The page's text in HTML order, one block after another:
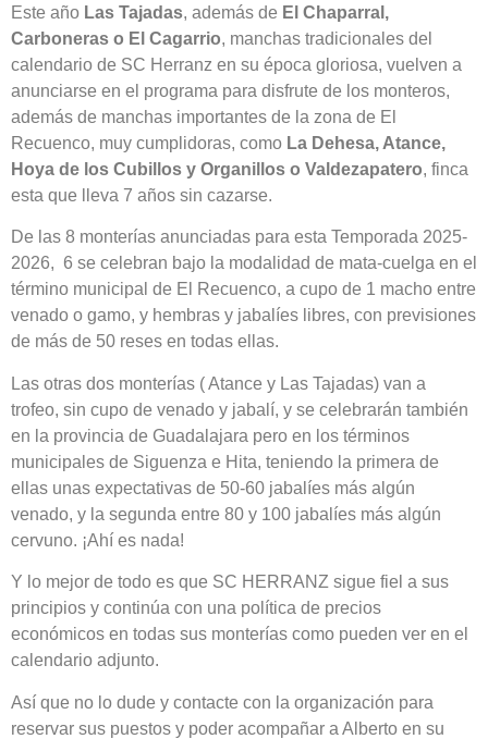
Este año Las Tajadas, además de El Chaparral,
Carboneras o El Cagarrio, manchas tradicionales del
calendario de SC Herranz en su época gloriosa, vuelven a
anunciarse en el programa para disfrute de los monteros,
además de manchas importantes de la zona de El
Recuenco, muy cumplidoras, como La Dehesa, Atance,
Hoya de los Cubillos y Organillos o Valdezapatero, finca
esta que lleva 7 años sin cazarse.
De las 8 monterías anunciadas para esta Temporada 2025-
2026, 6 se celebran bajo la modalidad de mata-cuelga en el
término municipal de El Recuenco, a cupo de 1 macho entre
venado o gamo, y hembras y jabalíes libres, con previsiones
de más de 50 reses en todas ellas.
Las otras dos monterías ( Atance y Las Tajadas) van a
trofeo, sin cupo de venado y jabalí, y se celebrarán también
en la provincia de Guadalajara pero en los términos
municipales de Siguenza e Hita, teniendo la primera de
ellas unas expectativas de 50-60 jabalíes más algún
venado, y la segunda entre 80 y 100 jabalíes más algún
cervuno. ¡Ahí es nada!
Y lo mejor de todo es que SC HERRANZ sigue fiel a sus
principios y continúa con una política de precios
económicos en todas sus monterías como pueden ver en el
calendario adjunto.
Así que no lo dude y contacte con la organización para
reservar sus puestos y poder acompañar a Alberto en su